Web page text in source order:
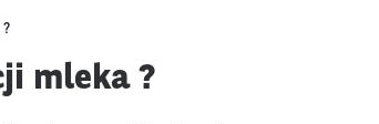
?
mleka ?